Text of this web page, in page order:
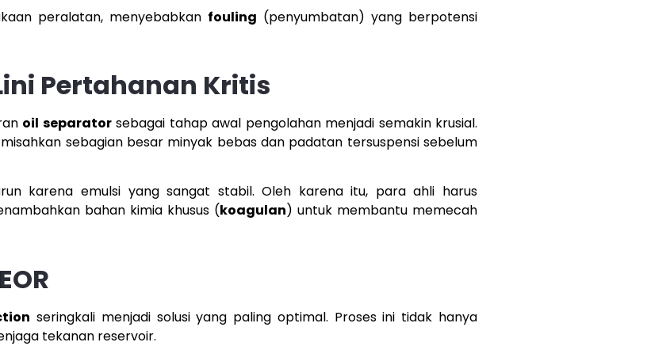
peralatan, menyebabkan fouling (penyumbatan) yang berpotensi
Pertahanan Kritis
oil separatorsebagai tahap awal pengolahan menjadi semakin krusial.
sebagian besar minyak bebas dan padatan tersuspensi sebelum
karena emulsi yang sangat stabil. Oleh karena itu, para ahli harus
bahan kimia khusus (koagulan) untuk membantu memecah
seringkali menjadi solusi yang paling optimal. Proses ini tidak hanya
tekanan reservoir.